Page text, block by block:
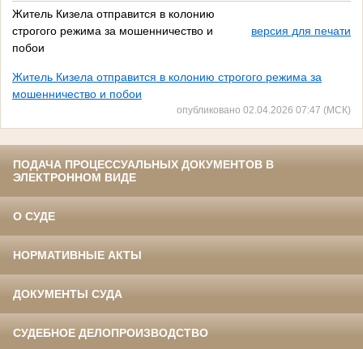
Житель Кизела отправится в колонию
строгого режима за мошенничество и
побои
версия для печати
Житель Кизела отправится в колонию строгого режима за
мошенничество и побои
опубликовано 02.04.2026 07:47 (МСК)
ПОДАЧА ПРОЦЕССУАЛЬНЫХ ДОКУМЕНТОВ В
ЭЛЕКТРОННОМ ВИДЕ
О СУДЕ
НОРМАТИВНЫЕ АКТЫ
ДОКУМЕНТЫ СУДА
СУДЕБНОЕ ДЕЛОПРОИЗВОДСТВО